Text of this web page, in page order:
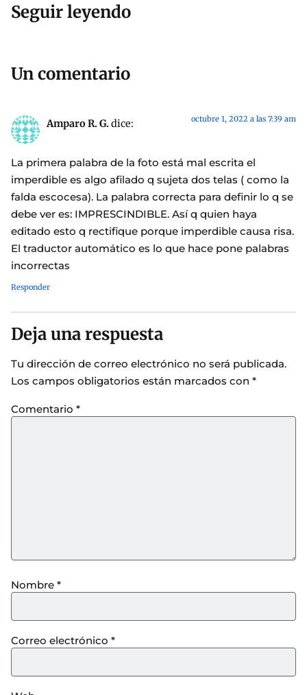
Seguir leyendo
Un comentario
Amparo R. G. dice: octubre 1, 2022 a las 7:39 am
La primera palabra de la foto está mal escrita el
imperdible es algo afilado q sujeta dos telas ( como la
falda escocesa). La palabra correcta para definir lo q se
debe ver es: IMPRESCINDIBLE. Así q quien haya
editado esto q rectifique porque imperdible causa risa.
El traductor automático es lo que hace pone palabras
incorrectas
Responder
Deja una respuesta
Tu dirección de correo electrónico no será publicada.
Los campos obligatorios están marcados con *
Comentario *
Nombre *
Correo electrónico *